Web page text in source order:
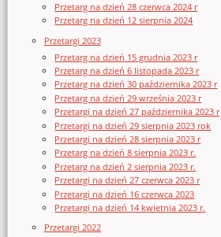
Przetarg na dzień 28 czerwca 2024 r
Przetarg na dzień 12 sierpnia 2024
Przetargi 2023
Przetarg na dzień 15 grudnia 2023 r
Przetarg na dzień 6 listopada 2023 r
Przetarg na dzień 30 października 2023 r
Przetarg na dzień 29 września 2023 r
Przetargi na dzień 27 października 2023 r
Przetargi na dzień 29 sierpnia 2023 rok
Przetargi na dzień 28 sierpnia 2023 r
Przetarg na dzień 8 sierpnia 2023 r.
Przetarg na dzień 2 sierpnia 2023 r.
Przetargi na dzień 27 czerwca 2023 r
Przetargi na dzień 16 czerwca 2023
Przetargi na dzień 14 kwietnia 2023 r.
Przetargi 2022